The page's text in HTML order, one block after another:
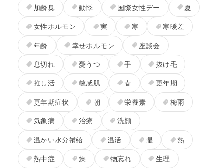
加齢臭
動悸 国際女性デー
夏
女性ホルモン
実 寒
寒暖差
年齢
幸せホルモン
座談会
息切れ
憂うつ 手
抜け毛
推し活
敏感肌 春
更年期
更年期症状
朝 栄養素
梅雨
気象病
治療
洗顔
温かい水分補給
温活 湿
熱
熱中症
燥 物忘れ
生理